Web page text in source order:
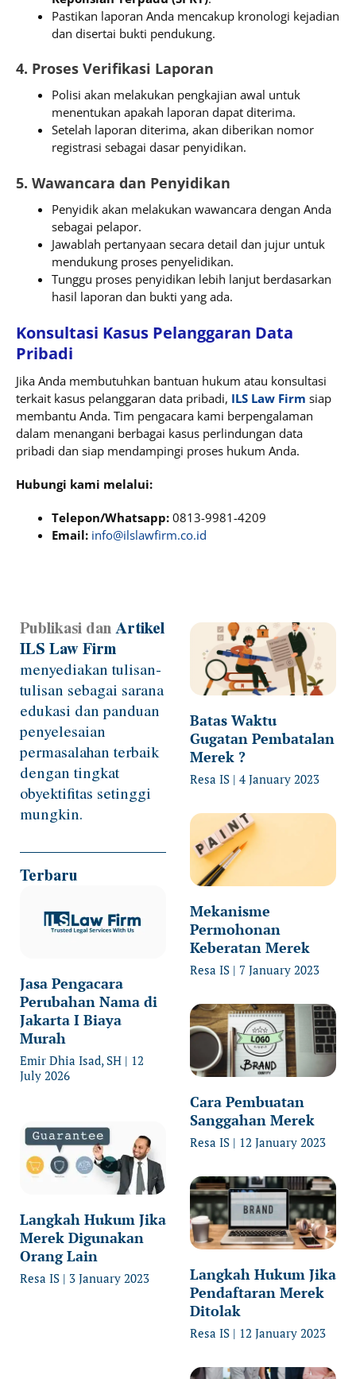
Pastikan laporan Anda mencakup kronologi kejadian
dan disertai bukti pendukung.
4. Proses Verifikasi Laporan
Polisi akan melakukan pengkajian awal untuk
menentukan apakah laporan dapat diterima.
Setelah laporan diterima, akan diberikan nomor
registrasi sebagai dasar penyidikan.
5. Wawancara dan Penyidikan
Penyidik akan melakukan wawancara dengan Anda
sebagai pelapor.
Jawablah pertanyaan secara detail dan jujur untuk
mendukung proses penyelidikan.
Tunggu proses penyidikan lebih lanjut berdasarkan
hasil laporan dan bukti yang ada.
Konsultasi Kasus Pelanggaran Data
Pribadi
Jika Anda membutuhkan bantuan hukum atau konsultasi
terkait kasus pelanggaran data pribadi, ILS Law Firm siap
membantu Anda. Tim pengacara kami berpengalaman
dalam menangani berbagai kasus perlindungan data
pribadi dan siap mendampingi proses hukum Anda.
Hubungi kami melalui:
Telepon/Whatsapp: 0813-9981-4209
Email: info@ilslawfirm.co.id
Publikasi danArtikel
ILS Law Firm
menyediakan tulisan-
tulisan sebagai sarana
edukasi dan panduan
penyelesaian
permasalahan terbaik
dengan tingkat
obyektifitas setinggi
mungkin.
Terbaru
Jasa Pengacara
Perubahan Nama di
Jakarta I Biaya
Murah
Emir Dhia Isad, SH
12
July 2026
Langkah Hukum Jika
Merek Digunakan
Orang Lain
Resa IS 3 January 2023
Batas Waktu
Gugatan Pembatalan
Merek ?
Resa IS 4 January 2023
Mekanisme
Permohonan
Keberatan Merek
Resa IS 7 January 2023
Cara Pembuatan
Sanggahan Merek
Resa IS 12 January 2023
Langkah Hukum Jika
Pendaftaran Merek
Ditolak
Resa IS 12 January 2023
PagePagePage Page